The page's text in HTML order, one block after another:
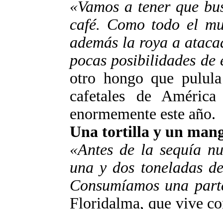
«Vamos a tener que
café. Como todo el
además la roya a
pocas posibilidades
otro hongo que
cafetales de
enormemente este año.
Una tortilla y un
«Antes de la sequía
una y dos toneladas
Consumíamos una
Floridalma, que vive